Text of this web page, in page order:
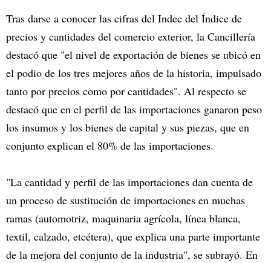
Tras darse a conocer las cifras del Indec del Índice de
precios y cantidades del comercio exterior, la Cancillería
destacó que "el nivel de exportación de bienes se ubicó en
el podio de los tres mejores años de la historia, impulsado
tanto por precios como por cantidades". Al respecto se
destacó que en el perfil de las importaciones ganaron peso
los insumos y los bienes de capital y sus piezas, que en
conjunto explican el 80% de las importaciones.
"La cantidad y perfil de las importaciones dan cuenta de
un proceso de sustitución de importaciones en muchas
ramas (automotriz, maquinaria agrícola, línea blanca,
textil, calzado, etcétera), que explica una parte importante
de la mejora del conjunto de la industria", se subrayó. En